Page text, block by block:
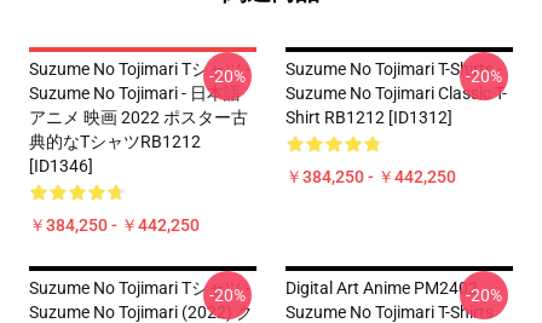
Suzume No Tojimari Tシャツ -
Suzume No Tojimari - 日本語
アニメ 映画 2022 ポスター古
典的なTシャツRB1212
[ID1346]
￥384,250 - ￥442,250
-20%
Suzume No Tojimari T-Shirts -
Suzume No Tojimari Classic T-
Shirt RB1212 [ID1312]
￥384,250 - ￥442,250
-20%
Suzume No Tojimari Tシャツ -
Suzume No Tojimari (2022) ク
-20%
Digital Art Anime PM2402
Suzume No Tojimari T-Shirts
-20%